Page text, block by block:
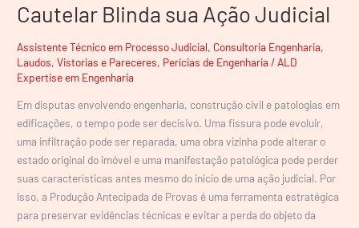
Cautelar Blinda sua Ação Judicial
Assistente Técnico em Processo Judicial, Consultoria Engenharia,
Laudos, Vistorias e Pareceres, Perícias de Engenharia / ALD
Expertise em Engenharia
Em disputas envolvendo engenharia, construção civil e patologias em
edificações, o tempo pode ser decisivo. Uma fissura pode evoluir,
uma infiltração pode ser reparada, uma obra vizinha pode alterar o
estado original do imóvel e uma manifestação patológica pode perder
suas características antes mesmo do início de uma ação judicial. Por
isso, a Produção Antecipada de Provas é uma ferramenta estratégica
para preservar evidências técnicas e evitar a perda do objeto da